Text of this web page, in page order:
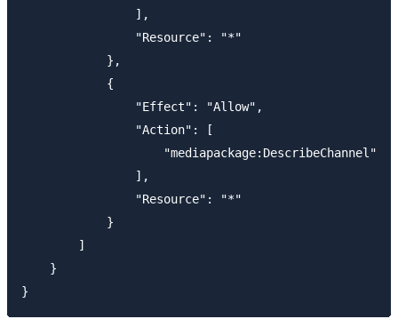
                ],
                "Resource": "*"
            },
            {
                "Effect": "Allow",
                "Action": [
                    "mediapackage:DescribeChannel"
                ],
                "Resource": "*"
            }
        ]
    }